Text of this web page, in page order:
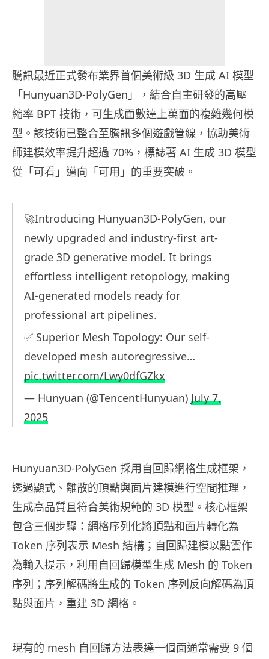
騰訊最近正式發布業界首個美術級 3D 生成 AI 模型
「Hunyuan3D-PolyGen」，結合自主研發的高壓
縮率 BPT 技術，可生成面數達上萬面的複雜幾何模
型。該技術已整合至騰訊多個遊戲管線，協助美術
師建模效率提升超過 70%，標誌著 AI 生成 3D 模型
從「可看」邁向「可用」的重要突破。
🚀Introducing Hunyuan3D-PolyGen, our
newly upgraded and industry-first art-
grade 3D generative model. It brings
effortless intelligent retopology, making
AI-generated models ready for
professional art pipelines.
✅ Superior Mesh Topology: Our self-
developed mesh autoregressive…
pic.twitter.com/Lwy0dfGZkx
— Hunyuan (@TencentHunyuan) July 7,
2025
Hunyuan3D-PolyGen 採用自回歸網格生成框架，
透過顯式、離散的頂點與面片建模進行空間推理，
生成高品質且符合美術規範的 3D 模型。核心框架
包含三個步驟：網格序列化將頂點和面片轉化為
Token 序列表示 Mesh 結構；自回歸建模以點雲作
為輸入提示，利用自回歸模型生成 Mesh 的 Token
序列；序列解碼將生成的 Token 序列反向解碼為頂
點與面片，重建 3D 網格。
現有的 mesh 自回歸方法表達一個面通常需要 9 個